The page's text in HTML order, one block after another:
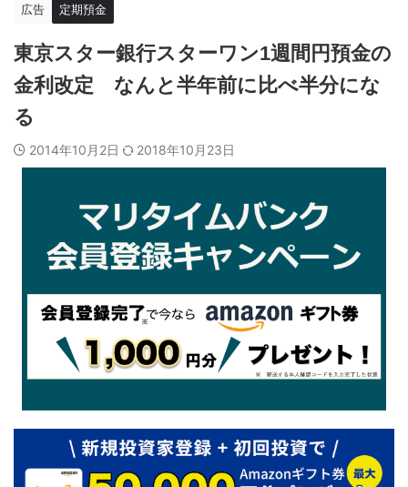
広告 定期預金
東京スター銀行スターワン1週間円預金の
金利改定 なんと半年前に比べ半分にな
る
2014年10月2日 2018年10月23日